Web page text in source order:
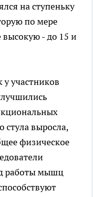
на ступеньку
по мере
высокую - до 15 и
у участников
стула выросла,
физическое
работы мышц